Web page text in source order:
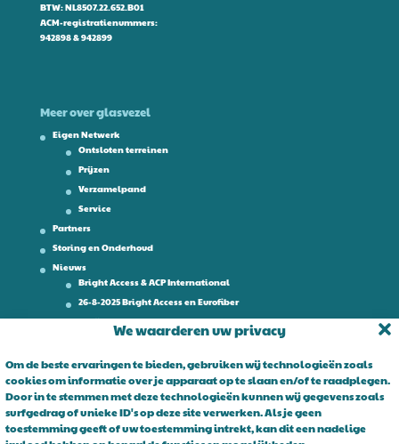
We waarderen uw privacy
Om de beste ervaringen te bieden, gebruiken wij technologieën zoals
cookies om informatie over je apparaat op te slaan en/of te raadplegen.
Door in te stemmen met deze technologieën kunnen wij gegevens zoals
surfgedrag of unieke ID's op deze site verwerken. Als je geen
toestemming geeft of uw toestemming intrekt, kan dit een nadelige
BTW: NL8507.22.652.B01
ACM-registratienummers:
942898 & 942899
Meer over glasvezel
Eigen Netwerk
Ontsloten terreinen
Prijzen
Verzamelpand
Service
Partners
Storing en Onderhoud
Nieuws
Bright Access & ACP International
26-8-2025 Bright Access en Eurofiber
Werken bij
Over Bright Access
Glasvezel voor ondernemers. Al 15 jaar is Bright Access dé glasvezel
leverancier voor ondernemend Nederland. Bright Access maakt